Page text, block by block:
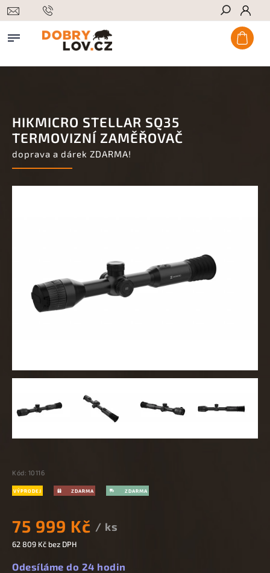
Hledat
HIKMICRO STELLAR SQ35
TERMOVIZNÍ ZAMĚŘOVAČ
doprava a dárek ZDARMA!
Kód: 10116
VÝPRODEJ
75 999 Kč / ks
62 809 Kč bez DPH
Odesíláme do 24 hodin